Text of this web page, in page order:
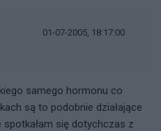
01-07-2005, 18:17:00
samego hormonu co
są to podobnie działające
spotkałam się dotychczas z